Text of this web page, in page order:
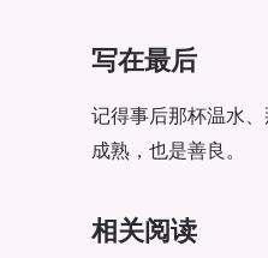
写在最后
记得事后那杯温水
成熟，也是善良。
相关阅读